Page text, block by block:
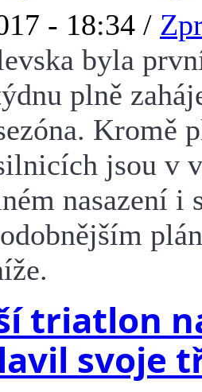
- 18:34 /
byla
plně
Kromě
jsou v
nasazení i
triatlon
svoje